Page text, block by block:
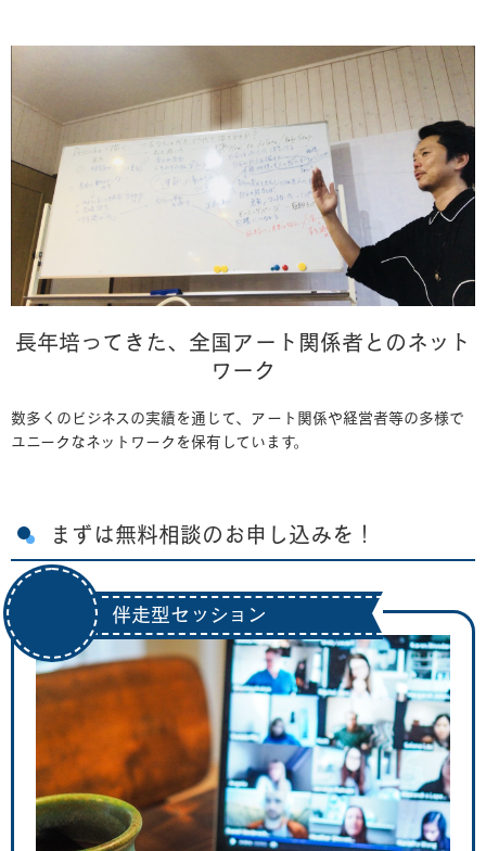
長年培ってきた、全国アート関係者とのネット
ワーク
数多くのビジネスの実績を通じて、アート関係や経営者等の多様で
ユニークなネットワークを保有しています。
まずは無料相談のお申し込みを！
伴走型セッション